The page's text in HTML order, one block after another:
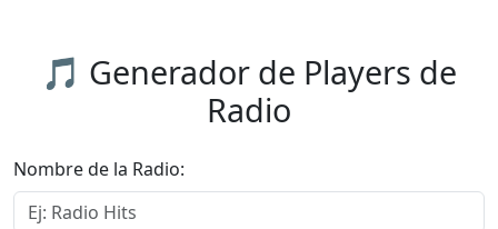
🎵 Generador de Players de
Radio
Nombre de la Radio: